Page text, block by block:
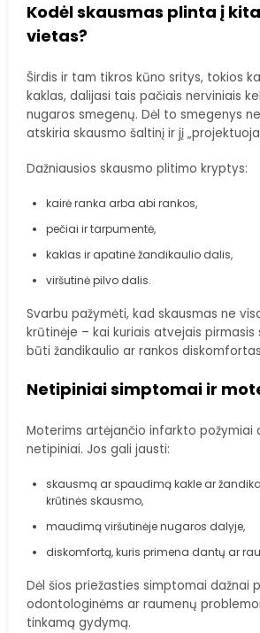
Kodėl skausmas plinta į
vietas?
Širdis ir tam tikros kūno sritys, tokios
kaklas, dalijasi tais pačiais nerviniais
nugaros smegenų. Dėl to smegenys
atskiria skausmo šaltinį ir jį
Dažniausios skausmo plitimo kryptys:
kairė ranka arba abi rankos,
pečiai ir tarpumentė,
kaklas ir apatinė žandikaulio dalis,
viršutinė pilvo dalis.
Svarbu pažymėti, kad skausmas ne
krūtinėje – kai kuriais atvejais
būti žandikaulio ar rankos
Netipiniai simptomai ir
Moterims artėjančio infarkto požymiai
netipiniai. Jos gali jausti:
skausmą ar spaudimą kakle ar
krūtinės skausmo,
maudimą viršutinėje nugaros dalyje,
diskomfortą, kuris primena dantų ar
Dėl šios priežasties simptomai dažnai
odontologinėms ar raumenų
tinkamą gydymą.